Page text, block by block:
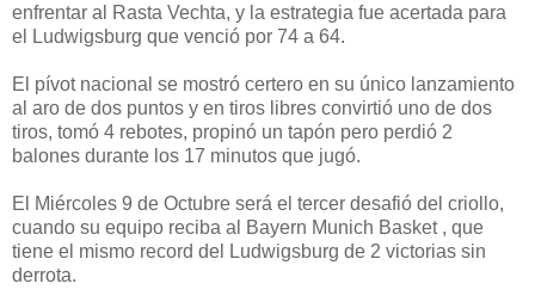
enfrentar al Rasta Vechta, y la estrategia fue acertada para
el Ludwigsburg que venció por 74 a 64.
El pívot nacional se mostró certero en su único lanzamiento
al aro de dos puntos y en tiros libres convirtió uno de dos
tiros, tomó 4 rebotes, propinó un tapón pero perdió 2
balones durante los 17 minutos que jugó.
El Miércoles 9 de Octubre será el tercer desafió del criollo,
cuando su equipo reciba al Bayern Munich Basket , que
tiene el mismo record del Ludwigsburg de 2 victorias sin
derrota.